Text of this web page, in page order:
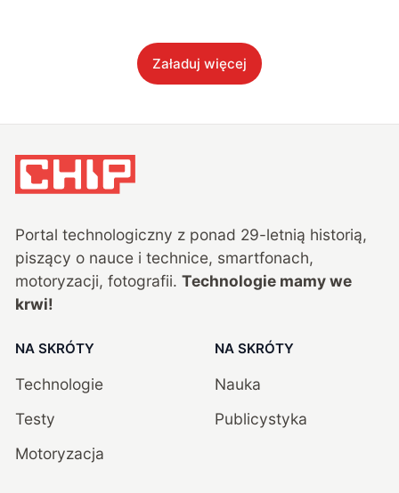
Załaduj więcej
Portal technologiczny z ponad 29-letnią historią,
piszący o nauce i technice, smartfonach,
motoryzacji, fotografii. Technologie mamy we
krwi!
NA SKRÓTY
Technologie
Testy
Motoryzacja
NA SKRÓTY
Nauka
Publicystyka